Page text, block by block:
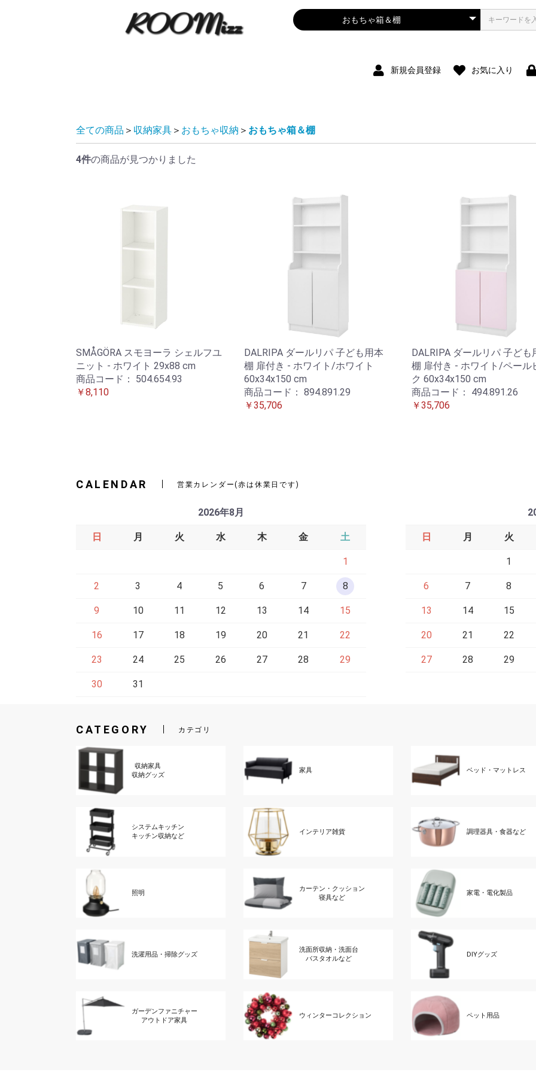
新規会員登録 お気に入り
全ての商品 ＞ 収納家具 ＞ おもちゃ収納 ＞ おもちゃ箱＆棚
4件の商品が見つかりました
SMÅGÖRA スモヨーラ シェルフユ
ニット - ホワイト 29x88 cm
商品コード： 504.654.93
￥8,110
DALRIPA ダールリパ 子ども用本
棚 扉付き - ホワイト/ホワイト
60x34x150 cm
商品コード： 894.891.29
￥35,706
DALRIPA ダールリパ 子ども
棚 扉付き - ホワイト/ペール
ク 60x34x150 cm
商品コード： 494.891.26
￥35,706
CALENDAR 営業カレンダー(赤は休業日です)
2026年8月
日 月 火 水 木 金 土
1
2 3 4 5 6 7 8
9 10 11 12 13 14 15
16 17 18 19 20 21 22
23 24 25 26 27 28 29
30 31
日 月 火
1
6 7 8
13 14 15
20 21 22
27 28 29
CATEGORY カテゴリ
収納家具
収納グッズ
家具 ベッド・マットレス
システムキッチン
キッチン収納など
インテリア雑貨 調理器具・食器など
照明
カーテン・クッション
寝具など
家電・電化製品
洗濯用品・掃除グッズ
洗面所収納・洗面台
バスタオルなど
DIYグッズ
ガーデンファニチャー
アウトドア家具
ウィンターコレクション ペット用品